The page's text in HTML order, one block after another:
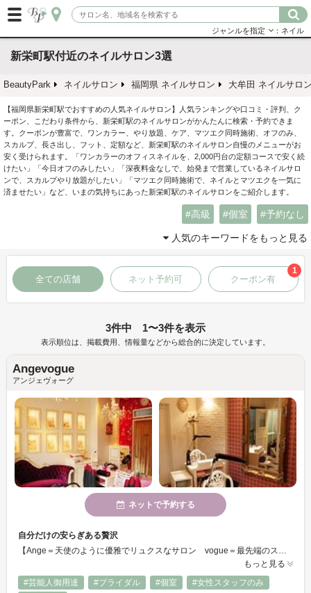
ジャンルを指定 ：ネイル
新栄町駅付近のネイルサロン3選
BeautyPark ネイルサロン 福岡県 ネイルサロン 大牟田 ネイルサロ
【福岡県新栄町駅でおすすめの人気ネイルサロン】人気ランキングや口コミ・評判、ク
ーポン、こだわり条件から、新栄町駅のネイルサロンがかんたんに検索・予約できま
す。クーポンが豊富で、ワンカラー、やり放題、ケア、マツエク同時施術、オフのみ、
スカルプ、長さ出し、フット、定額など、新栄町駅のネイルサロン自慢のメニューがお
安く受けられます。「ワンカラーのオフィスネイルを、2,000円台の定額コースで安く続
けたい」「今日オフのみしたい」「深夜料金なしで、始発まで営業しているネイルサロ
ンで、スカルプやり放題がしたい」「マツエク同時施術で、ネイルとマツエクを一気に
済ませたい」など、いまの気持ちにあった新栄町駅のネイルサロンをご紹介します。
高級 個室 予約なし
人気のキーワードをもっと見る
全ての店舗 ネット予約可 クーポン有
1
3件中 1〜3件を表示
表示順位は、掲載費用、情報量などから総合的に決定しています。
Angevogue
アンジェヴォーグ
ネットで予約する
自分だけの安らぎある贅沢
【Ange＝天使のように優雅でリュクスなサロン vogue＝最先端のスタイルを提案するサロン】Angevogueでは優雅でゆとりのある雰囲気の中で、お客様一人一人に合ったスタイルを確かな技術で提供いたします。ご来店いただいたお客様にとって、お友達に自慢いただけるようなお気に入りのサロンでありつづけられるよう・・・。
もっと見る
#芸能人御用達
#ブライダル #個室
#女性スタッフのみ